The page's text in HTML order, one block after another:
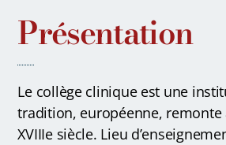
Présentation
Le collège clinique est une
tradition, européenne, remonte
XVIIIe siècle. Lieu